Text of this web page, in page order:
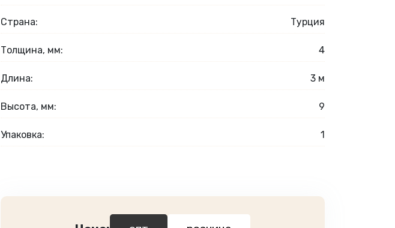
Страна: Турция
Толщина, мм: 4
Длина: 3 м
Высота, мм: 9
Упаковка: 1